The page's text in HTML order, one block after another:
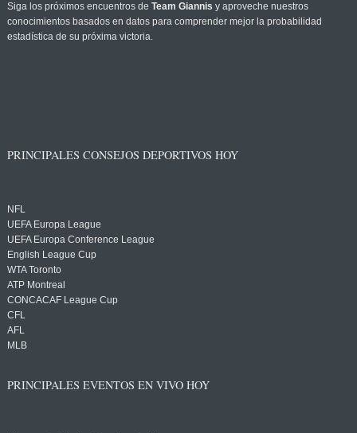
Siga los próximos encuentros de Team Giannis y aproveche nuestros
conocimientos basados en datos para comprender mejor la probabilidad
estadística de su próxima victoria.
PRINCIPALES CONSEJOS DEPORTIVOS HOY
NFL
UEFA Europa League
UEFA Europa Conference League
English League Cup
WTA Toronto
ATP Montreal
CONCACAF League Cup
CFL
AFL
MLB
PRINCIPALES EVENTOS EN VIVO HOY